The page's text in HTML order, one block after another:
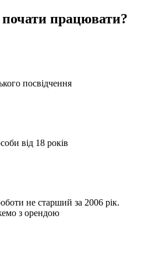
працювати?
посвідчення
від 18 років
не старший за 2006 рік.
з орендою